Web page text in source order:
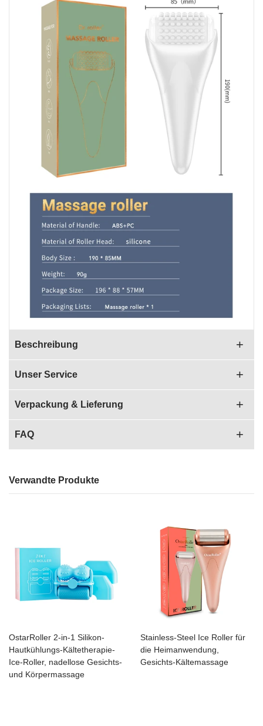
Beschreibung
Unser Service
Verpackung & Lieferung
FAQ
Verwandte Produkte
OstarRoller 2-in-1 Silikon-
Hautkühlungs-Kältetherapie-
Ice-Roller, nadellose Gesichts-
und Körpermassage
Stainless-Steel Ice Roller für
die Heimanwendung,
Gesichts-Kältemassage